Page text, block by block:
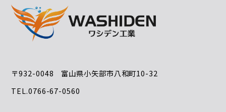
〒932-0048 富山県小矢部市八和町10-32
TEL.0766-67-0560